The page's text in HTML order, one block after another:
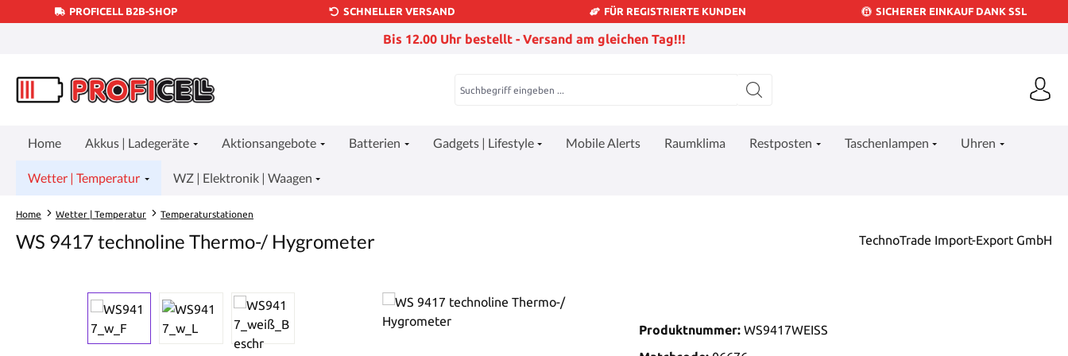
Hauptinhalt springen
Zur Suche springen
Zur Hauptnavigation springen
PROFICELL B2B-SHOP SCHNELLER VERSAND FÜR REGISTRIERTE KUNDEN SICHERER EINKAUF DANK SSL
Bis 12.00 Uhr bestellt - Versand am gleichen Tag!!!
Home Akkus | Ladegeräte Aktionsangebote Batterien Gadgets | Lifestyle Mobile Alerts Raumklima Restposten Taschenlampen Uhren
Wetter | Temperatur WZ | Elektronik | Waagen
Home Wetter | Temperatur Temperaturstationen
WS 9417 technoline Thermo-/ Hygrometer TechnoTrade Import-Export GmbH
Produktnummer: WS9417WEISS